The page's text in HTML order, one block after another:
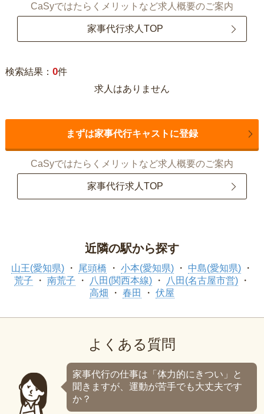
CaSyではたらくメリットなど求人概要のご案内
家事代行求人TOP
検索結果： 0件
求人はありません
まずは家事代行キャストに登録
CaSyではたらくメリットなど求人概要のご案内
家事代行求人TOP
近隣の駅から探す
山王(愛知県) 尾頭橋 小本(愛知県)
中島(愛知県)
荒子
南荒子 八田(関西本線)
八田(名古屋市営)
高畑
春田 伏屋
よくある質問
家事代行の仕事は「体力的にきつい」と
聞きますが、運動が苦手でも大丈夫です
か？